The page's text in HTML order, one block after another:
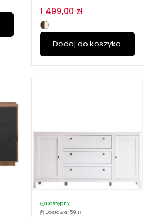
1 499,00 zł
Dodaj do koszyka
Dostępny
Dostawa: 59 zł